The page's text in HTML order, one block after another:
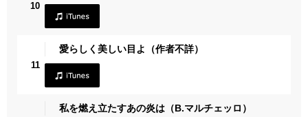
10
11
愛らしく美しい目よ（作者不詳）
私を燃え立たすあの炎は（B.マルチェッロ）